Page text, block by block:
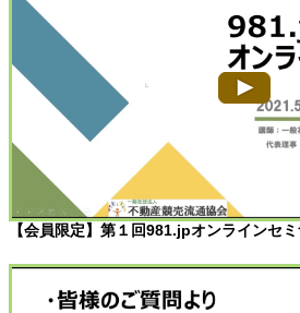
【会員限定】第１回981.jpオンラインセ